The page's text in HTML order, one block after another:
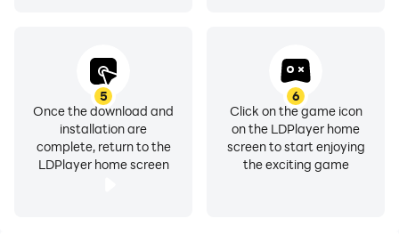
5
Once the download and
installation are
complete, return to the
LDPlayer home screen
6
Click on the game icon
on the LDPlayer home
screen to start enjoying
the exciting game